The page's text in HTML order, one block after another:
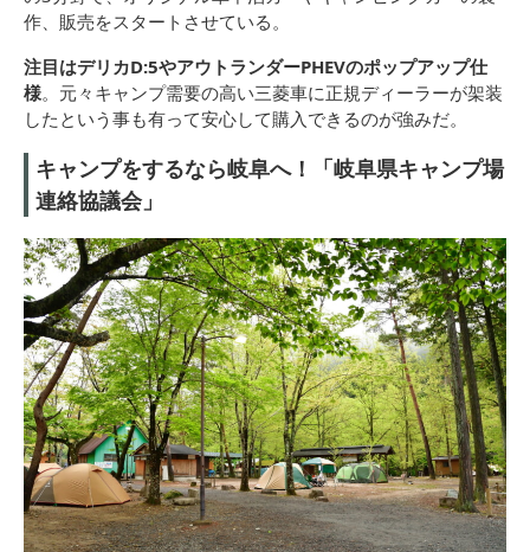
作、販売をスタートさせている。
注目はデリカD:5やアウトランダーPHEVのポップアップ仕
様。元々キャンプ需要の高い三菱車に正規ディーラーが架装
したという事も有って安心して購入できるのが強みだ。
キャンプをするなら岐阜へ！「岐阜県キャンプ場
連絡協議会」